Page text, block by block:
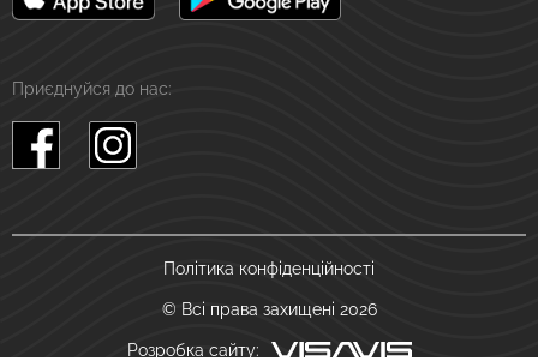
Приєднуйся до нас:
Політика конфіденційності
© Всі права захищені 2026
Розробка сайту: